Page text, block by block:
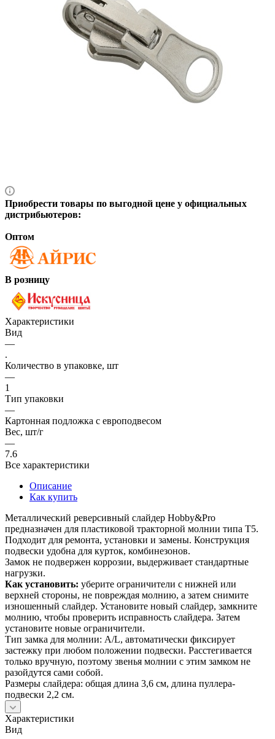
Приобрести товары по выгодной цене у официальных
дистрибьютеров:
Оптом
В розницу
Характеристики
Вид
—
.
Количество в упаковке, шт
—
1
Тип упаковки
—
Картонная подложка с европодвесом
Вес, шт/г
—
7.6
Все характеристики
Описание
Как купить
Металлический реверсивный слайдер Hobby&Pro
предназначен для пластиковой тракторной молнии типа Т5.
Подходит для ремонта, установки и замены. Конструкция
подвески удобна для курток, комбинезонов.
Замок не подвержен коррозии, выдерживает стандартные
нагрузки.
Как установить: уберите ограничители с нижней или
верхней стороны, не повреждая молнию, а затем снимите
изношенный слайдер. Установите новый слайдер, замкните
молнию, чтобы проверить исправность слайдера. Затем
установите новые ограничители.
Тип замка для молнии: A/L, автоматически фиксирует
застежку при любом положении подвески. Расстегивается
только вручную, поэтому звенья молнии с этим замком не
разойдутся сами собой.
Размеры слайдера: общая длина 3,6 см, длина пуллера-
подвески 2,2 см.
Характеристики
Вид